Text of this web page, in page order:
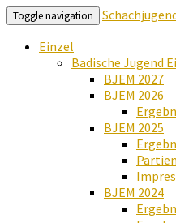
Toggle navigation
Einzel
Badische Jugend
BJEM 2027
BJEM 2026
BJEM 2025
BJEM 2024